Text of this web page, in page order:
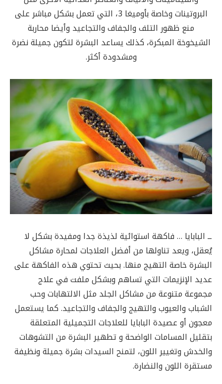
البروتينات وخاصة بأوميغا 3، التي تعمل بشكل مباشر على
منع ظهور التلف والجفاف والتجاعيد وأيضا محاربة
الشيخوخة المبكرة، كذلك يساعد البشرة لتكون جميلة نضرة
ومشدودة أكثر.
ــ البابايا … فاكهة استوائية لذيذة جدا ومفيدة بشكل لا
يُعقل، ويعد تناولها من أفضل العلاجات لمحارة مشاكل
البشرة خاصة التهيج منها. بحيث تحتوي هذه الفاكهة على
عديد الإنزيمات التي تساهم وبشكل ملفت في علاج
مجموعة متنوعة من مشاكل الجلد مثل الالتهابات وحب
الشباب والعيوب والتهيج والجفاف والتجاعيد. كما يستعمل
معجون أو عصيدة البابايا للعلاجات التجميلية المتعلقة
بتقليل المسامات الواضحة و تطهير البشرة من التشوهات
والخدش وتغيير اللون، لتمنح السيدات بشرة جميلة ونظيفة
مستقرة اللون والنضارة.